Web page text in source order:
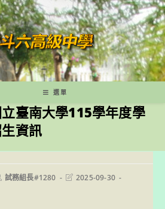
選單
臺南大學115學年度學
資訊
試務組長#1280
Post2025-09-30